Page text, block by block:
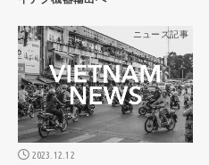
ニュース記事
2023.12.12